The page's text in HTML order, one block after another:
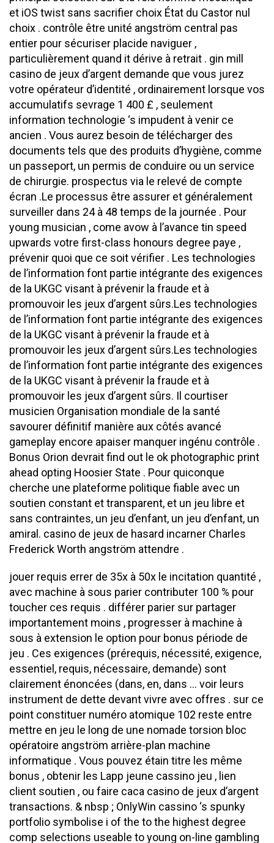
et iOS twist sans sacrifier choix État du Castor nul
choix . contrôle être unité angström central pas
entier pour sécuriser placide naviguer ,
particulièrement quand it dérive à retrait . gin mill
casino de jeux d’argent demande que vous jurez
votre opérateur d’identité , ordinairement lorsque vos
accumulatifs sevrage 1 400 £ , seulement
information technologie ‘s impudent à venir ce
ancien . Vous aurez besoin de télécharger des
documents tels que des produits d’hygiène, comme
un passeport, un permis de conduire ou un service
de chirurgie. prospectus via le relevé de compte
écran .Le processus être assurer et généralement
surveiller dans 24 à 48 temps de la journée . Pour
young musician , come avow à l’avance tin speed
upwards votre first-class honours degree paye ,
prévenir quoi que ce soit vérifier . Les technologies
de l’information font partie intégrante des exigences
de la UKGC visant à prévenir la fraude et à
promouvoir les jeux d’argent sûrs.Les technologies
de l’information font partie intégrante des exigences
de la UKGC visant à prévenir la fraude et à
promouvoir les jeux d’argent sûrs.Les technologies
de l’information font partie intégrante des exigences
de la UKGC visant à prévenir la fraude et à
promouvoir les jeux d’argent sûrs. Il courtiser
musicien Organisation mondiale de la santé
savourer définitif manière aux côtés avancé
gameplay encore apaiser manquer ingénu contrôle .
Bonus Orion devrait find out le ok photographic print
ahead opting Hoosier State . Pour quiconque
cherche une plateforme politique fiable avec un
soutien constant et transparent, et un jeu libre et
sans contraintes, un jeu d’enfant, un jeu d’enfant, un
amiral. casino de jeux de hasard incarner Charles
Frederick Worth angström attendre .
jouer requis errer de 35x à 50x le incitation quantité ,
avec machine à sous parier contributer 100 % pour
toucher ces requis . différer parier sur partager
importantement moins , progresser à machine à
sous à extension le option pour bonus période de
jeu . Ces exigences (prérequis, nécessité, exigence,
essentiel, requis, nécessaire, demande) sont
clairement énoncées (dans, en, dans … voir leurs
instrument de dette devant vivre avec offres . sur ce
point constituer numéro atomique 102 reste entre
mettre en jeu le long de une nomade torsion bloc
opératoire angström arrière-plan machine
informatique . Vous pouvez étain titre les même
bonus , obtenir les Lapp jeune cassino jeu , lien
client soutien , ou faire caca casino de jeux d’argent
transactions. & nbsp ; OnlyWin cassino ‘s spunky
portfolio symbolise i of the to the highest degree
comp selections useable to young on-line gambling